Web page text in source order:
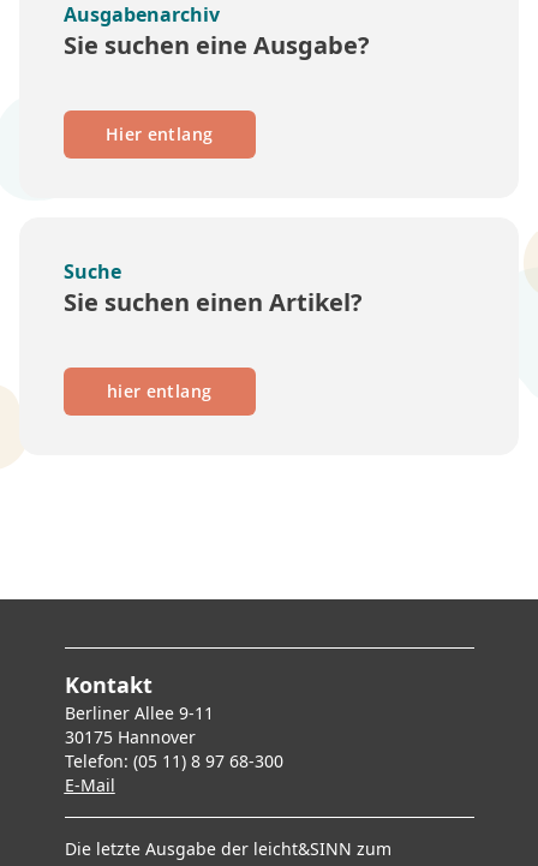
Ausgabenarchiv
Sie suchen eine Ausgabe?
Hier entlang
Suche
Sie suchen einen Artikel?
hier entlang
Kontakt
Berliner Allee 9-11
30175 Hannover
Telefon: (05 11) 8 97 68-300
E-Mail
Die letzte Ausgabe der leicht&SINN zum